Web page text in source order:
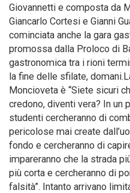
Giovannetti e composta da
Giancarlo Cortesi e Gianni
cominciata anche la gara
promossa dalla Proloco di
gastronomica tra i rioni
la fine delle sfilate,
Moncioveta è “Siete sicuri
credono, diventi vera? In un
studenti cercheranno di
pericolose mai create
fondo e cercheranno di
impareranno che la strada
più corta e cercheranno di
falsità”. Intanto arrivano